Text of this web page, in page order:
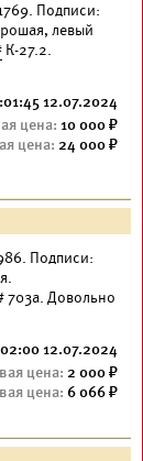
Подписи:
левый
К-27.2.
12.07.2024
10 000
24 000
Подписи:
703а. Довольно
12.07.2024
2 000
6 066